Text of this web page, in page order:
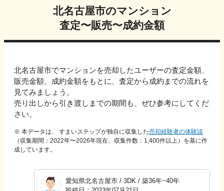
北名古屋市のマンション
査定〜販売〜成約金額
北名古屋市でマンションを売却したユーザーの査定金額、
販売金額、成約金額をもとに、 査定から成約までの流れを
見てみましょう。
売り出しから引き渡しまでの期間も、ぜひ参考にしてくだ
さい。
※ 本データは、 すまいステップが独自に収集した売却経験者の体験談
（収集期間：2022年〜2026年現在、収集件数： 1,400件以上）を基に作
成しています。
愛知県北名古屋市 / 3DK / 築36年~40年